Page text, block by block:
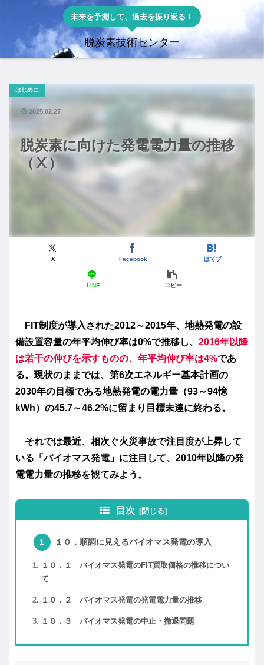
未来を予測して、過去を振り返る！
脱炭素技術センター
脱炭素に向けた発電電力量の推移
（Ⅹ）
はじめに
X Facebook はてブ
LINE コピー
2025.02.27
FIT制度が導入された2012～2015年、地熱発電の設
備設置容量の年平均伸び率は0%で推移し、 2016年以降
は若干の伸びを示すものの、年平均伸び率は4%であ
る。現状のままでは、第6次エネルギー基本計画の
2030年の目標である地熱発電の電力量（93～94憶
kWh）の45.7～46.2%に留まり目標未達に終わる。
それでは最近、相次ぐ火災事故で注目度が上昇して
いる「バイオマス発電」に注目して、2010年以降の発
電電力量の推移を観てみよう。
目次
１０．順調に見えるバイオマス発電の導入
１０．１ バイオマス発電のFIT買取価格の推移につい
て
１０．２ バイオマス発電の発電電力量の推移
１０．３ バイオマス発電の中止・撤退問題